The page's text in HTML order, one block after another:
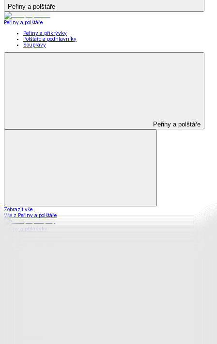
Peřiny a polštáře
Peřiny a polštáře
Peřiny a přikrývky
Polštáře a podhlavníky
Soupravy
Peřiny a polštáře
Zobrazit vše
Vše z Peřiny a polštáře
Peřiny a přikrývky